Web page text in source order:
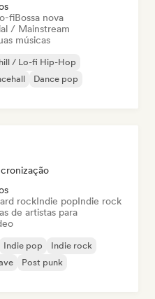
fiBossa nova
/ Mainstream
músicas
/ Lo-fi Hip-Hop
Dance pop
rockIndie popIndie rock
de artistas para
Indie pop
Indie rock
Post punk